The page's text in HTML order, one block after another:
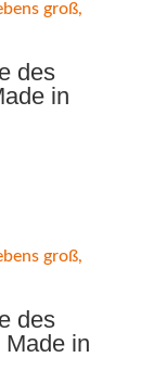
des
in
des
in